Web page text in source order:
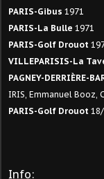
PARIS-Gibus 1971
PARIS-La Bulle 1971
PARIS-Golf Drouot
VILLEPARISIS-La
PAGNEY-DERRIÈRE-
IRIS, Emmanuel Booz,
PARIS-Golf Drouot
Info: